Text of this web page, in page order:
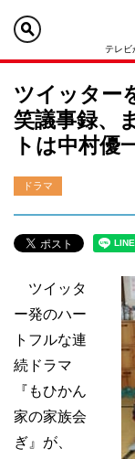
テレビ
ツイッター
笑議事録、
トは中村優
ドラマ
ツイッタ
ー発のハー
トフルな連
続ドラマ
『もひかん
家の家族会
ぎ』が、